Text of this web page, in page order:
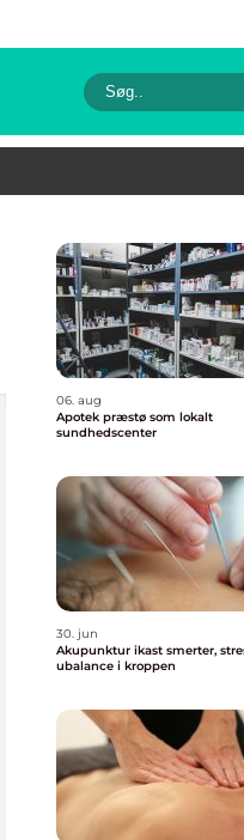
06. aug
Apotek præstø som lokalt
sundhedscenter
30. jun
Akupunktur ikast smerter, stress og
ubalance i kroppen